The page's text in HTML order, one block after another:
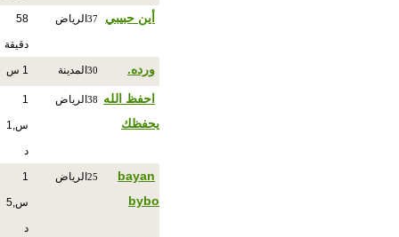
أين حبيبي 37 الرياض 58
دقيقة
ورده. 30 المدينة 1 س
احفظ الله
يحفظك
38 الرياض 1
س,1
د
bayan
bybo
25 الرياض 1
س,5
د